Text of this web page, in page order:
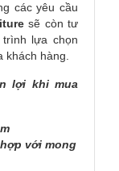
các yêu cầu
sẽ còn tư
lựa chọn
hàng.
lợi khi mua
với mong